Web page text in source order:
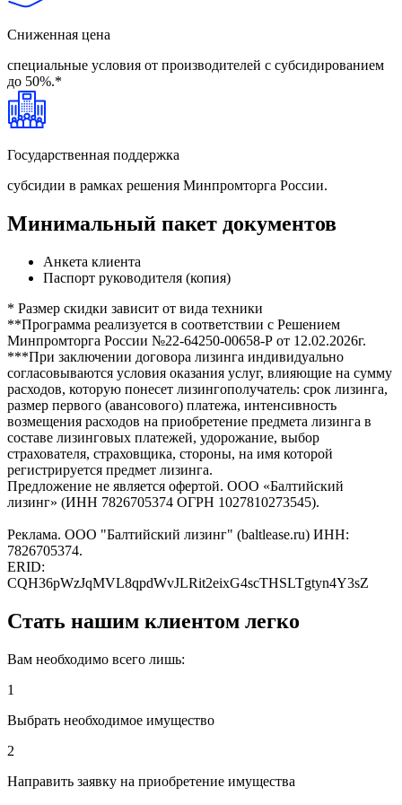
Сниженная цена
специальные условия от производителей с субсидированием
до 50%.*
Государственная поддержка
субсидии в рамках решения Минпромторга России.
Минимальный пакет документов
Анкета клиента
Паспорт руководителя (копия)
* Размер скидки зависит от вида техники
**Программа реализуется в соответствии с Решением
Минпромторга России №22-64250-00658-Р от 12.02.2026г.
***При заключении договора лизинга индивидуально
согласовываются условия оказания услуг, влияющие на сумму
расходов, которую понесет лизингополучатель: срок лизинга,
размер первого (авансового) платежа, интенсивность
возмещения расходов на приобретение предмета лизинга в
составе лизинговых платежей, удорожание, выбор
страхователя, страховщика, стороны, на имя которой
регистрируется предмет лизинга.
Предложение не является офертой. ООО «Балтийский
лизинг» (ИНН 7826705374 ОГРН 1027810273545).
Реклама. ООО "Балтийский лизинг" (baltlease.ru) ИНН:
7826705374.
ERID:
CQH36pWzJqMVL8qpdWvJLRit2eixG4scTHSLTgtyn4Y3sZ
Стать нашим клиентом легко
Вам необходимо всего лишь:
1
Выбрать необходимое имущество
2
Направить заявку на приобретение имущества